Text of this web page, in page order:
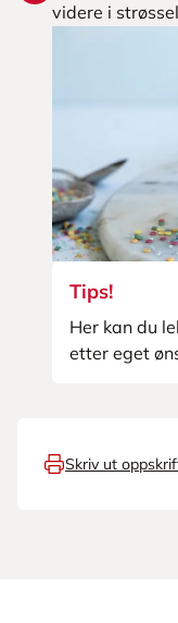
videre i
Tips!
Her kan du
etter eget
Skriv ut